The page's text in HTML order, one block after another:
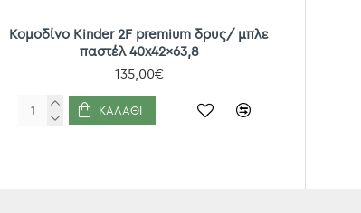
Κομοδίνο Kinder 2F premium δρυς/ μπλε
παστέλ 40x42x63,8
135,00€
ΚΑΛΆΘΙ